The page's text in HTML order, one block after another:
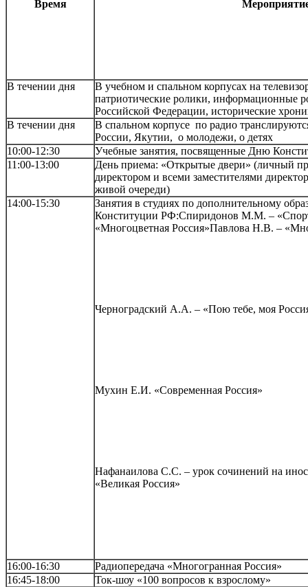
Время
В течении дня
В учебном и спальном корпусах на
патриотические ролики, информационные
Российской Федерации, исторические
В течении дня
В спальном корпусе по радио
России, Якутии, о молодежи, о детях
10:00-12:30
Учебные занятия, посвященные Дню
11:00-13:00
День приема: «Открытые двери» (личный
директором и всеми заместителями
живой очереди)
14:00-15:30
Занятия в студиях по дополнительному
Конституции РФ:Спиридонов М.М. –
«Многоцветная Россия»Павлова Н.В. –
Черноградский А.А. – «Пою тебе, моя
Мухин Е.И. «Современная Россия»
Нафанаилова С.С. – урок сочинений на
«Великая Россия»
16:00-16:30
Радиопередача «Многогранная Россия»
16:45-18:00
Ток-шоу «100 вопросов к взрослому»